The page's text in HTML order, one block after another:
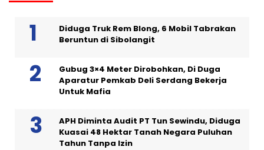
Diduga Truk Rem Blong, 6 Mobil Tabrakan
Beruntun di Sibolangit
Gubug 3×4 Meter Dirobohkan, Di Duga
Aparatur Pemkab Deli Serdang Bekerja
Untuk Mafia
APH Diminta Audit PT Tun Sewindu, Diduga
Kuasai 48 Hektar Tanah Negara Puluhan
Tahun Tanpa Izin